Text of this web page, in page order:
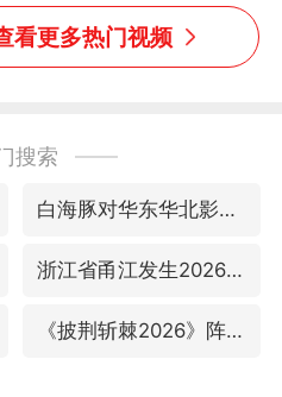
看更多热门视频
搜索
白海豚对华东华北影响会大于巴威
浙江省甬江发生2026年第1号洪水
《披荆斩棘2026》阵容官宣